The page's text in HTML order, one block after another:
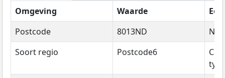
Omgeving
Waarde
Postcode
8013ND
Soort regio
Postcode6
type